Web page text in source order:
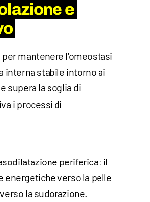
e
mantenere l'omeostasi
interna stabile intorno ai
supera la soglia di
i processi di
periferica: il
energetiche verso la pelle
la sudorazione.